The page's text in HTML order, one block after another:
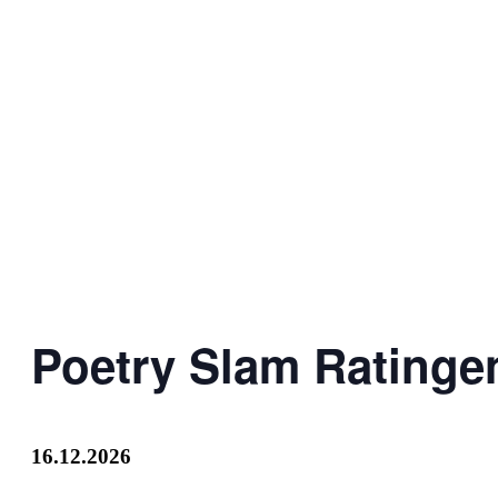
Poetry Slam
16.12.2026